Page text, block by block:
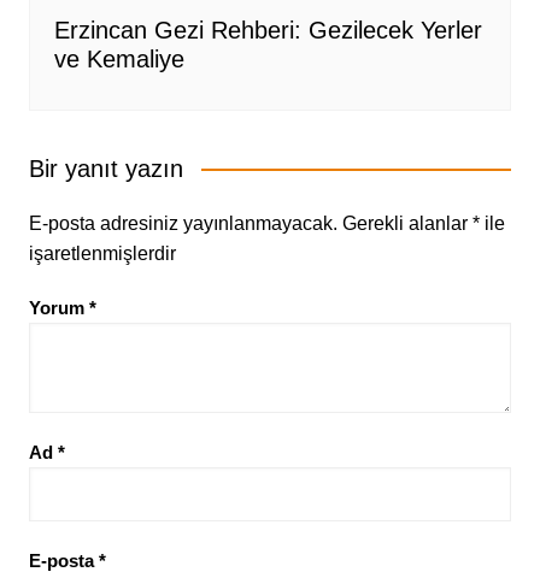
Erzincan Gezi Rehberi: Gezilecek Yerler
ve Kemaliye
Bir yanıt yazın
E-posta adresiniz yayınlanmayacak. Gerekli alanlar *ile
işaretlenmişlerdir
Yorum *
Ad *
E-posta*